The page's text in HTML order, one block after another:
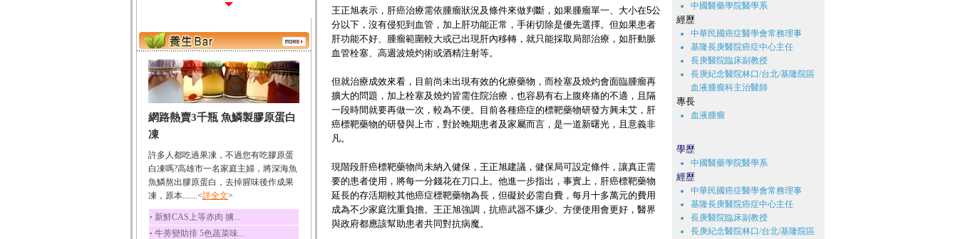
網路熱賣3千瓶 魚鱗製膠原蛋白
凍
許多人都吃過果凍，不過您有吃膠原蛋
白凍嗎?高雄市一名家庭主婦，將深海魚
魚鱗熬出膠原蛋白，去掉腥味後作成果
凍，原本.......<詳全文>
‧ 新鮮CAS上等赤肉 擄...
‧ 牛蒡變助排 5色蔬菜味...
王正旭表示，肝癌治療需依腫瘤狀況及條件來做判斷，如果腫瘤單一、大小在5公
分以下，沒有侵犯到血管，加上肝功能正常，手術切除是優先選擇。但如果患者
肝功能不好、腫瘤範圍較大或已出現肝內移轉，就只能採取局部治療，如肝動脈
血管栓塞、高週波燒灼術或酒精注射等。
但就治療成效來看，目前尚未出現有效的化療藥物，而栓塞及燒灼會面臨腫瘤再
擴大的問題，加上栓塞及燒灼皆需住院治療，也容易有右上腹疼痛的不適，且隔
一段時間就要再做一次，較為不便。目前各種癌症的標靶藥物研發方興未艾，肝
癌標靶藥物的研發與上市，對於晚期患者及家屬而言，是一道新曙光，且意義非
凡。
現階段肝癌標靶藥物尚未納入健保，王正旭建議，健保局可設定條件，讓真正需
要的患者使用，將每一分錢花在刀口上。他進一步指出，事實上，肝癌標靶藥物
延長的存活期較其他癌症標靶藥物為長，但礙於必需自費，每月十多萬元的費用
成為不少家庭沈重負擔。王正旭強調，抗癌武器不嫌少、方便使用會更好，醫界
與政府都應該幫助患者共同對抗病魔。
中國醫藥學院醫學系
經歷
中華民國癌症醫學會常務理事
基隆長庚醫院癌症中心主任
長庚醫院臨床副教授
長庚紀念醫院林口/台北/基隆院區
血液腫瘤科主治醫師
專長
血液腫瘤
學歷
中國醫藥學院醫學系
經歷
中華民國癌症醫學會常務理事
基隆長庚醫院癌症中心主任
長庚醫院臨床副教授
長庚紀念醫院林口/台北/基隆院區